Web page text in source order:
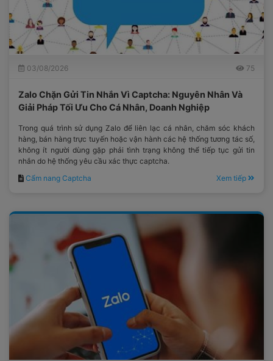
03/08/2026 75
Zalo Chặn Gửi Tin Nhắn Vì Captcha: Nguyên Nhân Và
Giải Pháp Tối Ưu Cho Cá Nhân, Doanh Nghiệp
Trong quá trình sử dụng Zalo để liên lạc cá nhân, chăm sóc khách
hàng, bán hàng trực tuyến hoặc vận hành các hệ thống tương tác số,
không ít người dùng gặp phải tình trạng không thể tiếp tục gửi tin
nhắn do hệ thống yêu cầu xác thực captcha.
Cẩm nang Captcha
Xem tiếp